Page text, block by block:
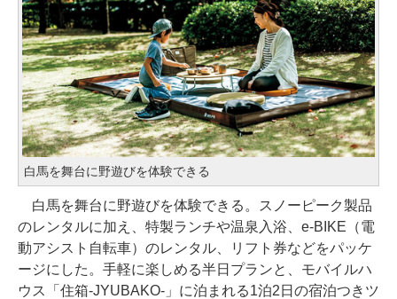
白馬を舞台に野遊びを体験できる
白馬を舞台に野遊びを体験できる。スノーピーク製品
のレンタルに加え、特製ランチや温泉入浴、e-BIKE（電
動アシスト自転車）のレンタル、リフト券などをパッケ
ージにした。手軽に楽しめる半日プランと、モバイルハ
ウス「住箱-JYUBAKO-」に泊まれる1泊2日の宿泊つきツ